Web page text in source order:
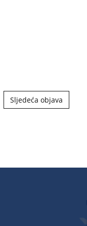
Sljedeća objava